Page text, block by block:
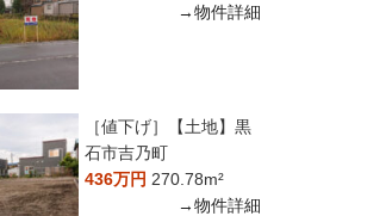
→物件詳細
［値下げ］【土地】黒
石市吉乃町
436万円 270.78m²
→物件詳細